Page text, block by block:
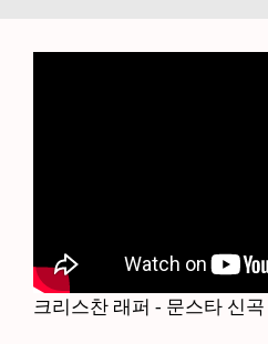
크리스찬 래퍼 - 문스타 신곡